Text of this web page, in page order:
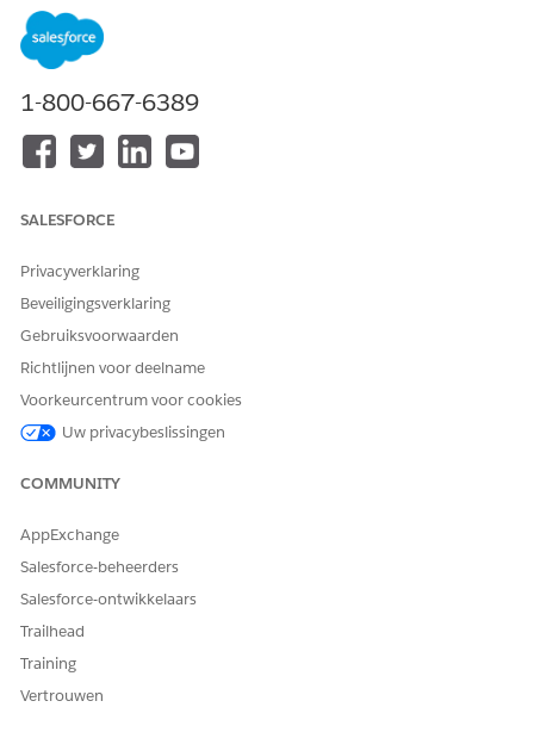
Persoonsaccounts
inschakelen:
ZIE OOK:
gebruik in Life Sciences Cloud
HEEFT DIT ARTIKEL UW PROBLEEM OPGELOST?
Laat ons weten wat we kunnen doen om te verbeteren!
1-800-667-6389
SALESFORCE
Privacyverklaring
Beveiligingsverklaring
Gebruiksvoorwaarden
Richtlijnen voor deelname
Voorkeurcentrum voor cookies
Uw privacybeslissingen
COMMUNITY
AppExchange
Salesforce-beheerders
Salesforce-ontwikkelaars
Trailhead
Training
Vertrouwen